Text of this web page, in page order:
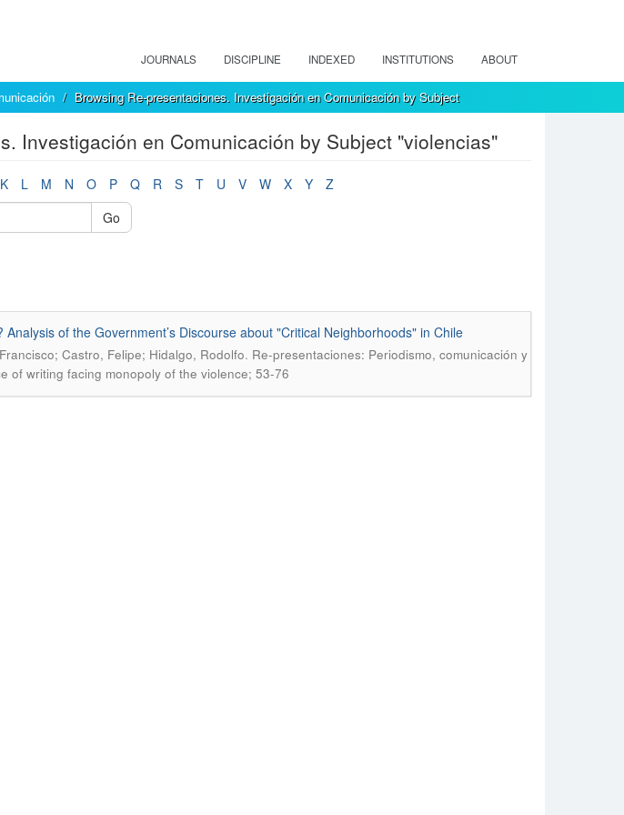
JOURNALS DISCIPLINE INDEXED INSTITUTIONS ABOUT
Browsing Re-presentaciones. Investigación en Comunicación by Subject
Investigación en Comunicación by Subject "violencias"
K L M N O P Q R S T U V W X Y
Z
Go
of the Government’s Discourse about "Critical Neighborhoods" in Chile
Castro, Felipe; Hidalgo, Rodolfo. Re-presentaciones: Periodismo, comunicación y
of writing facing monopoly of the violence; 53-76